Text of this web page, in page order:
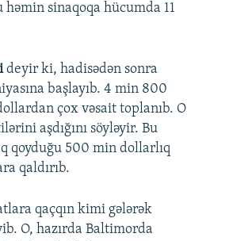
həmin sinaqoqa hücumda 11
deyir ki, hadisədən sonra
başlayıb. 4 min 800
çox vəsait toplanıb. O
aşdığını söyləyir. Bu
qoyduğu 500 min dollarlıq
qaldırıb.
qaçqın kimi gələrək
O, hazırda Baltimorda